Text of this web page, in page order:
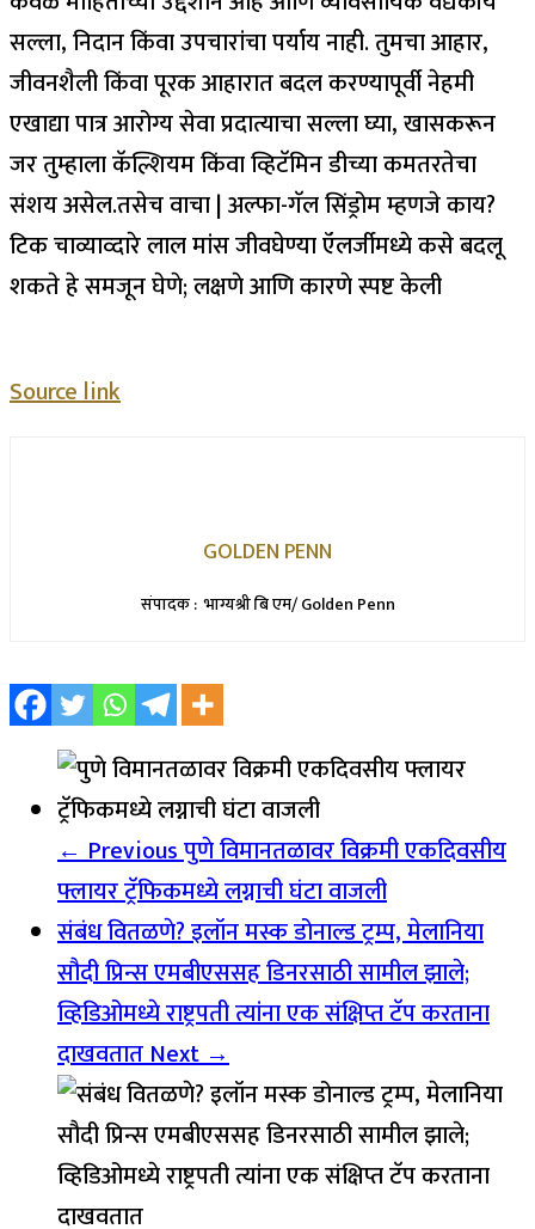
सल्ला, निदान किंवा उपचारांचा पर्याय नाही. तुमचा आहार,
जीवनशैली किंवा पूरक आहारात बदल करण्यापूर्वी नेहमी
एखाद्या पात्र आरोग्य सेवा प्रदात्याचा सल्ला घ्या, खासकरून
जर तुम्हाला कॅल्शियम किंवा व्हिटॅमिन डीच्या कमतरतेचा
संशय असेल.तसेच वाचा |अल्फा-गॅल सिंड्रोम म्हणजे काय?
टिक चाव्याव्दारे लाल मांस जीवघेण्या ऍलर्जीमध्ये कसे बदलू
शकते हे समजून घेणे; लक्षणे आणि कारणे स्पष्ट केली
Source link
GOLDEN PENN
संपादक : भाग्यश्री बि एम/ Golden Penn
← Previousपुणे विमानतळावर विक्रमी एकदिवसीय
फ्लायर ट्रॅफिकमध्ये लग्नाची घंटा वाजली
संबंध वितळणे? इलॉन मस्क डोनाल्ड ट्रम्प, मेलानिया
सौदी प्रिन्स एमबीएससह डिनरसाठी सामील झाले;
व्हिडिओमध्ये राष्ट्रपती त्यांना एक संक्षिप्त टॅप करताना
दाखवतातNext →